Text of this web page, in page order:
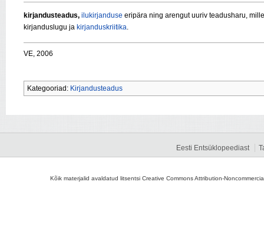
kirjandusteadus, ilukirjanduse eripära ning arengut uuriv teadusharu,
kirjanduslugu ja kirjanduskriitika.
VE, 2006
Kategooriad: Kirjandusteadus
Eesti Entsüklopeediast
Kõik materjalid avaldatud litsentsi Creative Commons Attribution-